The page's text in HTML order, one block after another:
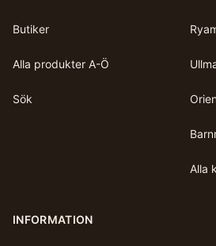
Butiker
Alla produkter A-Ö
Sök
Alla
INFORMATION